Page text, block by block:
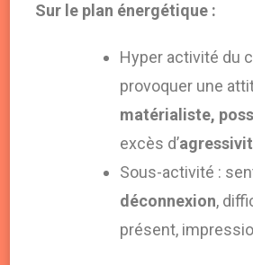
Sur le plan énergétique :
Hyper activité du
provoquer une
matérialiste,
excès d’
Sous-activité :
déconnexion,
présent,